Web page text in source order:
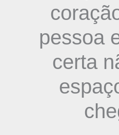
pessoa
certa